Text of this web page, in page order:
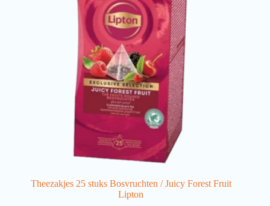
Theezakjes 25 stuks Bosvruchten / Juicy Forest Fruit
Lipton